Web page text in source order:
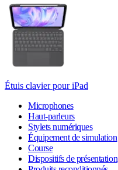
Étuis clavier pour iPad
Microphones
Haut-parleurs
Stylets numériques
Équipement de simulation
Course
Dispositifs de présentation